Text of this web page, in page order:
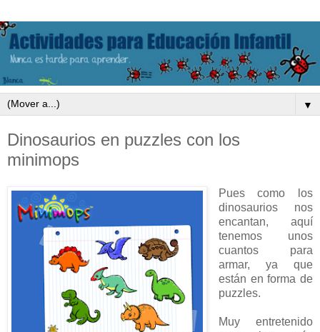
▼
Dinosaurios en puzzles con los
minimops
Pues como los
dinosaurios nos
encantan, aquí
tenemos unos
cuantos para
armar, ya que
están en forma de
puzzles.
Muy entretenido